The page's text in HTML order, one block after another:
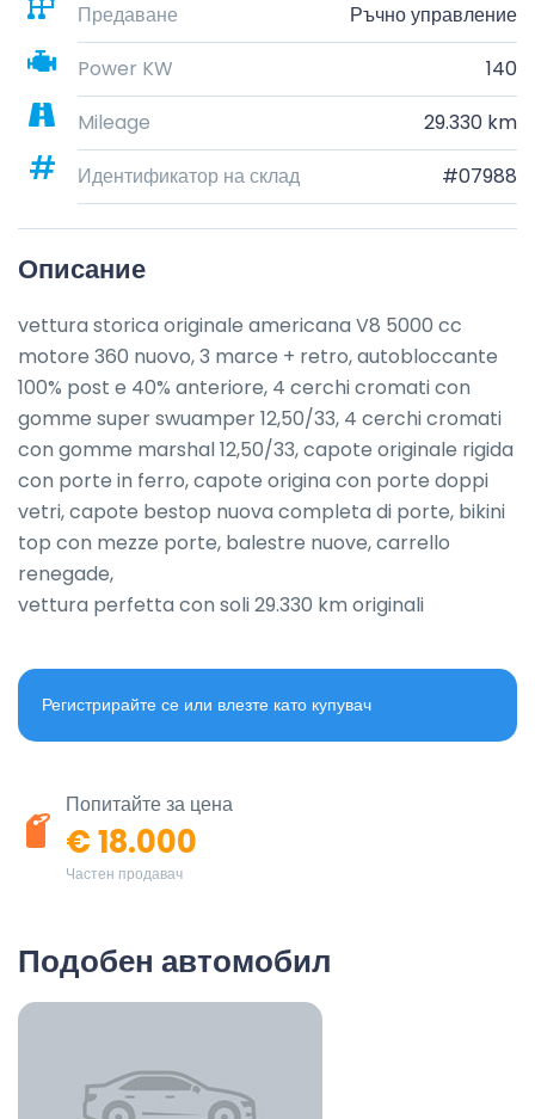
Предаване
Ръчно управление
Power KW
140
Mileage
29.330 km
Идентификатор на склад
#07988
Описание
vettura storica originale americana V8 5000 cc
motore 360 nuovo, 3 marce + retro, autobloccante
100% post e 40% anteriore, 4 cerchi cromati con
gomme super swuamper 12,50/33, 4 cerchi cromati
con gomme marshal 12,50/33, capote originale rigida
con porte in ferro, capote origina con porte doppi
vetri, capote bestop nuova completa di porte, bikini
top con mezze porte, balestre nuove, carrello
renegade,
vettura perfetta con soli 29.330 km originali
Регистрирайте се или влезте като купувач
Попитайте за цена
€ 18.000
Частен продавач
Подобен автомобил